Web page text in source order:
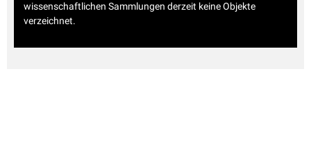
wissenschaftlichen Sammlungen derzeit keine Objekte
verzeichnet.